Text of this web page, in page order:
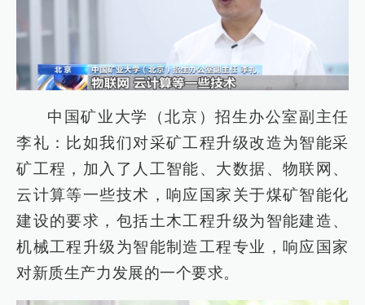
中国矿业大学（北京）招生办公室副主任
李礼：比如我们对采矿工程升级改造为智能采
矿工程，加入了人工智能、大数据、物联网、
云计算等一些技术，响应国家关于煤矿智能化
建设的要求，包括土木工程升级为智能建造、
机械工程升级为智能制造工程专业，响应国家
对新质生产力发展的一个要求。